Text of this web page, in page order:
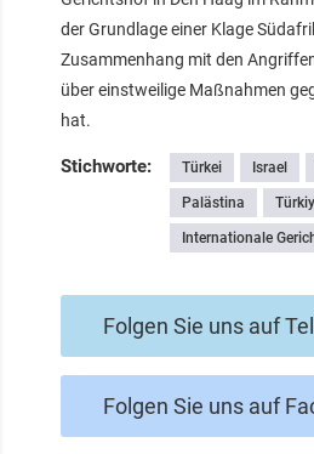
der Grundlage einer Klage
Zusammenhang mit den
über einstweilige Maßnahmen
hat.
Stichworte: Türkei Israel
Palästina
Internationale
Folgen Sie uns auf
Folgen Sie uns auf